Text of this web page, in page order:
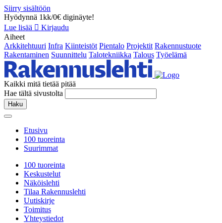
Siirry sisältöön
Hyödynnä 1kk/0€ diginäyte!
Lue lisää
Kirjaudu
Aiheet
Arkkitehtuuri Infra Kiinteistöt Pientalo Projektit Rakennustuote
Rakentaminen Suunnittelu Talotekniikka Talous Työelämä
Kaikki mitä tietää pitää
Hae tältä sivustolta
Haku
Etusivu
100 tuoreinta
Suurimmat
100 tuoreinta
Keskustelut
Näköislehti
Tilaa Rakennuslehti
Uutiskirje
Toimitus
Yhteystiedot